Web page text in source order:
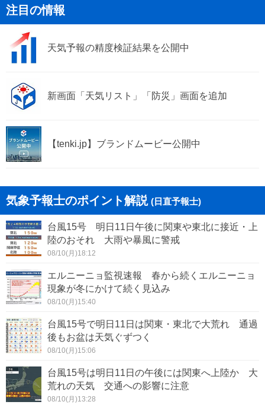
清川村
注目の情報
天気予報の精度検証結果を公開中
新画面「天気リスト」「防災」画面を追加
【tenki.jp】ブランドムービー公開中
気象予報士のポイント解説 (日直予報士)
台風15号 明日11日午後に関東や東北に接近・上
陸のおそれ 大雨や暴風に警戒
08/10(月)18:12
エルニーニョ監視速報 春から続くエルニーニョ
現象が冬にかけて続く見込み
08/10(月)15:40
台風15号で明日11日は関東・東北で大荒れ 通過
後もお盆は天気ぐずつく
08/10(月)15:06
台風15号は明日11日の午後には関東へ上陸か 大
荒れの天気 交通への影響に注意
08/10(月)13:28